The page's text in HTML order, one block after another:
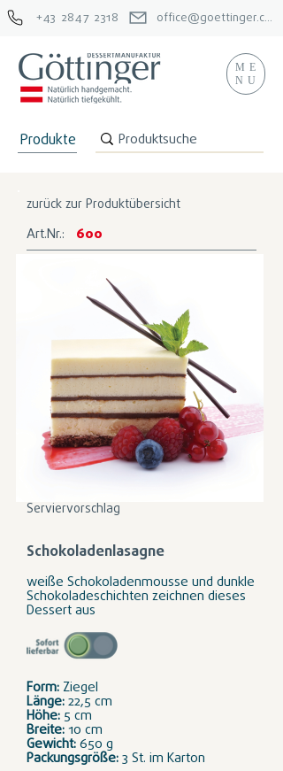
ME
NU
Produkte
+43 2847 2318 office@goettinger.com
zurück zur Produktübersicht
Art.Nr.: 600
Serviervorschlag
Schokoladenlasagne
weiße Schokoladenmousse und dunkle
Schokoladeschichten zeichnen dieses
Dessert aus
Form: Ziegel
Länge:22,5 cm
Höhe:5 cm
Breite:10 cm
Gewicht:650 g
Packungsgröße:3 St. im Karton